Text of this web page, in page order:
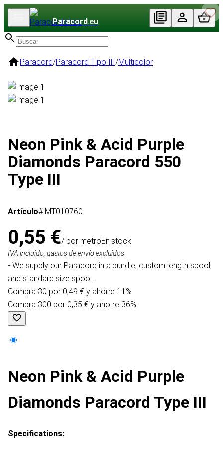
Paracord.eu
Paracord/Paracord Tipo III/Multicolor
Neon Pink & Acid Purple
Diamonds Paracord 550
Type III
Artículo# MT010760
0,55 €/ por metroEn stock
IVA incluido, gastos de envío excluidos
- We supply our Paracord in a bundle, custom length spool,
and standard size spool.
Compra 30 por 0,49 € y ahorre 11%
Compra 300 por 0,35 € y ahorre 36%
Neon Pink & Acid Purple
Diamonds Paracord Type III
Specifications: